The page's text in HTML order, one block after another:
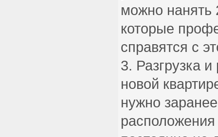
можно нанять
которые
справятся с
Разгрузка
новой
нужно